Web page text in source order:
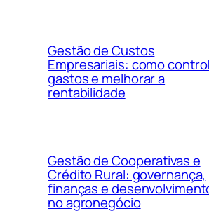
Gestão de Custos
Empresariais: como
gastos e melhorar a
rentabilidade
Gestão de Cooperativas e
Crédito Rural: governança,
finanças e
no agronegócio